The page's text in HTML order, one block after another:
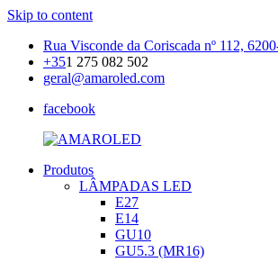
Skip to content
Rua Visconde da Coriscada nº 112,
+351 275 082 502
geral@amaroled.com
facebook
AMAROLED
Iluminação
Produtos
LÂMPADAS LED
E27
E14
GU10
GU5.3 (MR16)